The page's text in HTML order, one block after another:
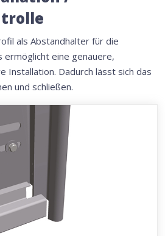
als Abstandhalter für die
ermöglicht eine genauere,
Installation. Dadurch lässt sich das
und schließen.